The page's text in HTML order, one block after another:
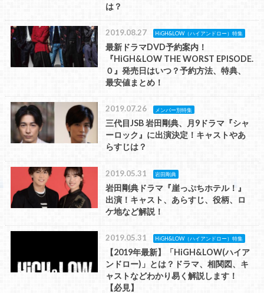
は？
2019.08.27 HiGH&LOW（ハイアンドロー）特集
最新ドラマDVD予約案内！
『HiGH&LOW THE WORST EPISODE.
０』発売日はいつ？予約方法、特典、
最安値まとめ！
2019.07.26 メンバー別特集
三代目JSB 岩田剛典、月9ドラマ『シャ
ーロック』に出演決定！キャストやあ
らすじは？
2019.05.31 岩田剛典
岩田剛典ドラマ『崖っぷちホテル！』
出演！キャスト、あらすじ、役柄、ロ
ケ地など解説！
2019.05.31 HiGH&LOW（ハイアンドロー）特集
【2019年最新】「HiGH&LOW(ハイア
ンドロー)」とは？ドラマ、相関図、キ
ャストなどわかり易く解説します！
【必見】